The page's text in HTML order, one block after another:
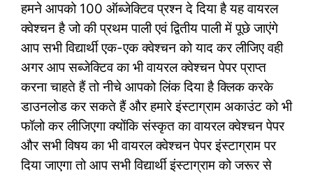
हमने आपको 100 ऑब्जेक्टिव प्रश्न दे दिया है यह वायरल
क्वेश्चन है जो की प्रथम पाली एवं द्वितीय पाली में पूछे जाएंगे
आप सभी विद्यार्थी एक-एक क्वेश्चन को याद कर लीजिए वही
अगर आप सब्जेक्टिव का भी वायरल क्वेश्चन पेपर प्राप्त
करना चाहते हैं तो नीचे आपको लिंक दिया है क्लिक करके
डाउनलोड कर सकते हैं और हमारे इंस्टाग्राम अकाउंट को भी
फॉलो कर लीजिएगा क्योंकि संस्कृत का वायरल क्वेश्चन पेपर
और सभी विषय का भी वायरल क्वेश्चन पेपर इंस्टाग्राम पर
दिया जाएगा तो आप सभी विद्यार्थी इंस्टाग्राम को जरूर से